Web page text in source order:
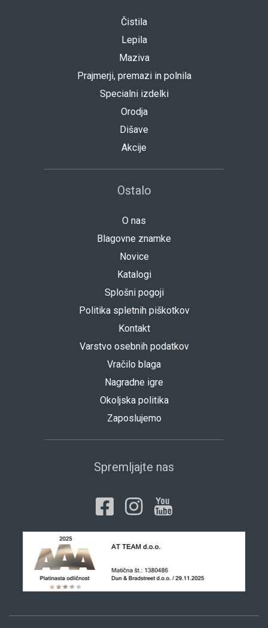
Čistila
Lepila
Maziva
Prajmerji, premazi in polnila
Specialni izdelki
Orodja
Dišave
Akcije
Ostalo
O nas
Blagovne znamke
Novice
Katalogi
Splošni pogoji
Politika spletnih piškotkov
Kontakt
Varstvo osebnih podatkov
Vračilo blaga
Nagradne igre
Okoljska politika
Zaposlujemo
Spremljajte nas